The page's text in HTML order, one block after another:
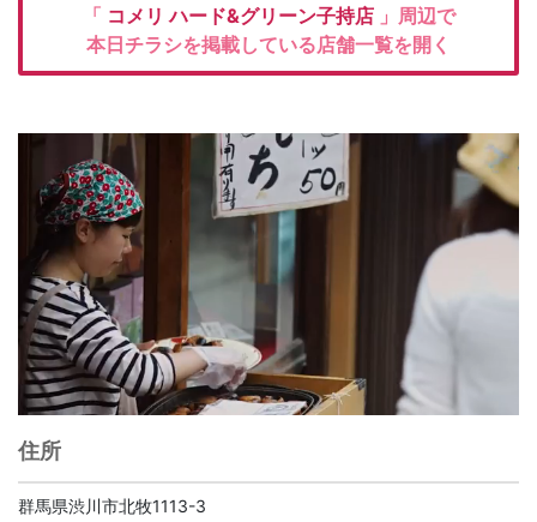
「 コメリハード&グリーン子持店 」周辺で
本日チラシを掲載している店舗一覧を開く
住所
群馬県渋川市北牧1113-3